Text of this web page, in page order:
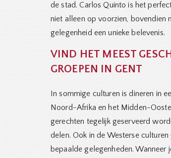
de stad. Carlos Quinto is het
niet alleen op voorzien, bovendien
gelegenheid een unieke belevenis.
VIND HET MEEST
GROEPEN IN GENT
In sommige culturen is dineren in
Noord-Afrika en het Midden-
gerechten tegelijk geserveerd
delen. Ook in de Westerse
bepaalde gelegenheden. Wanneer